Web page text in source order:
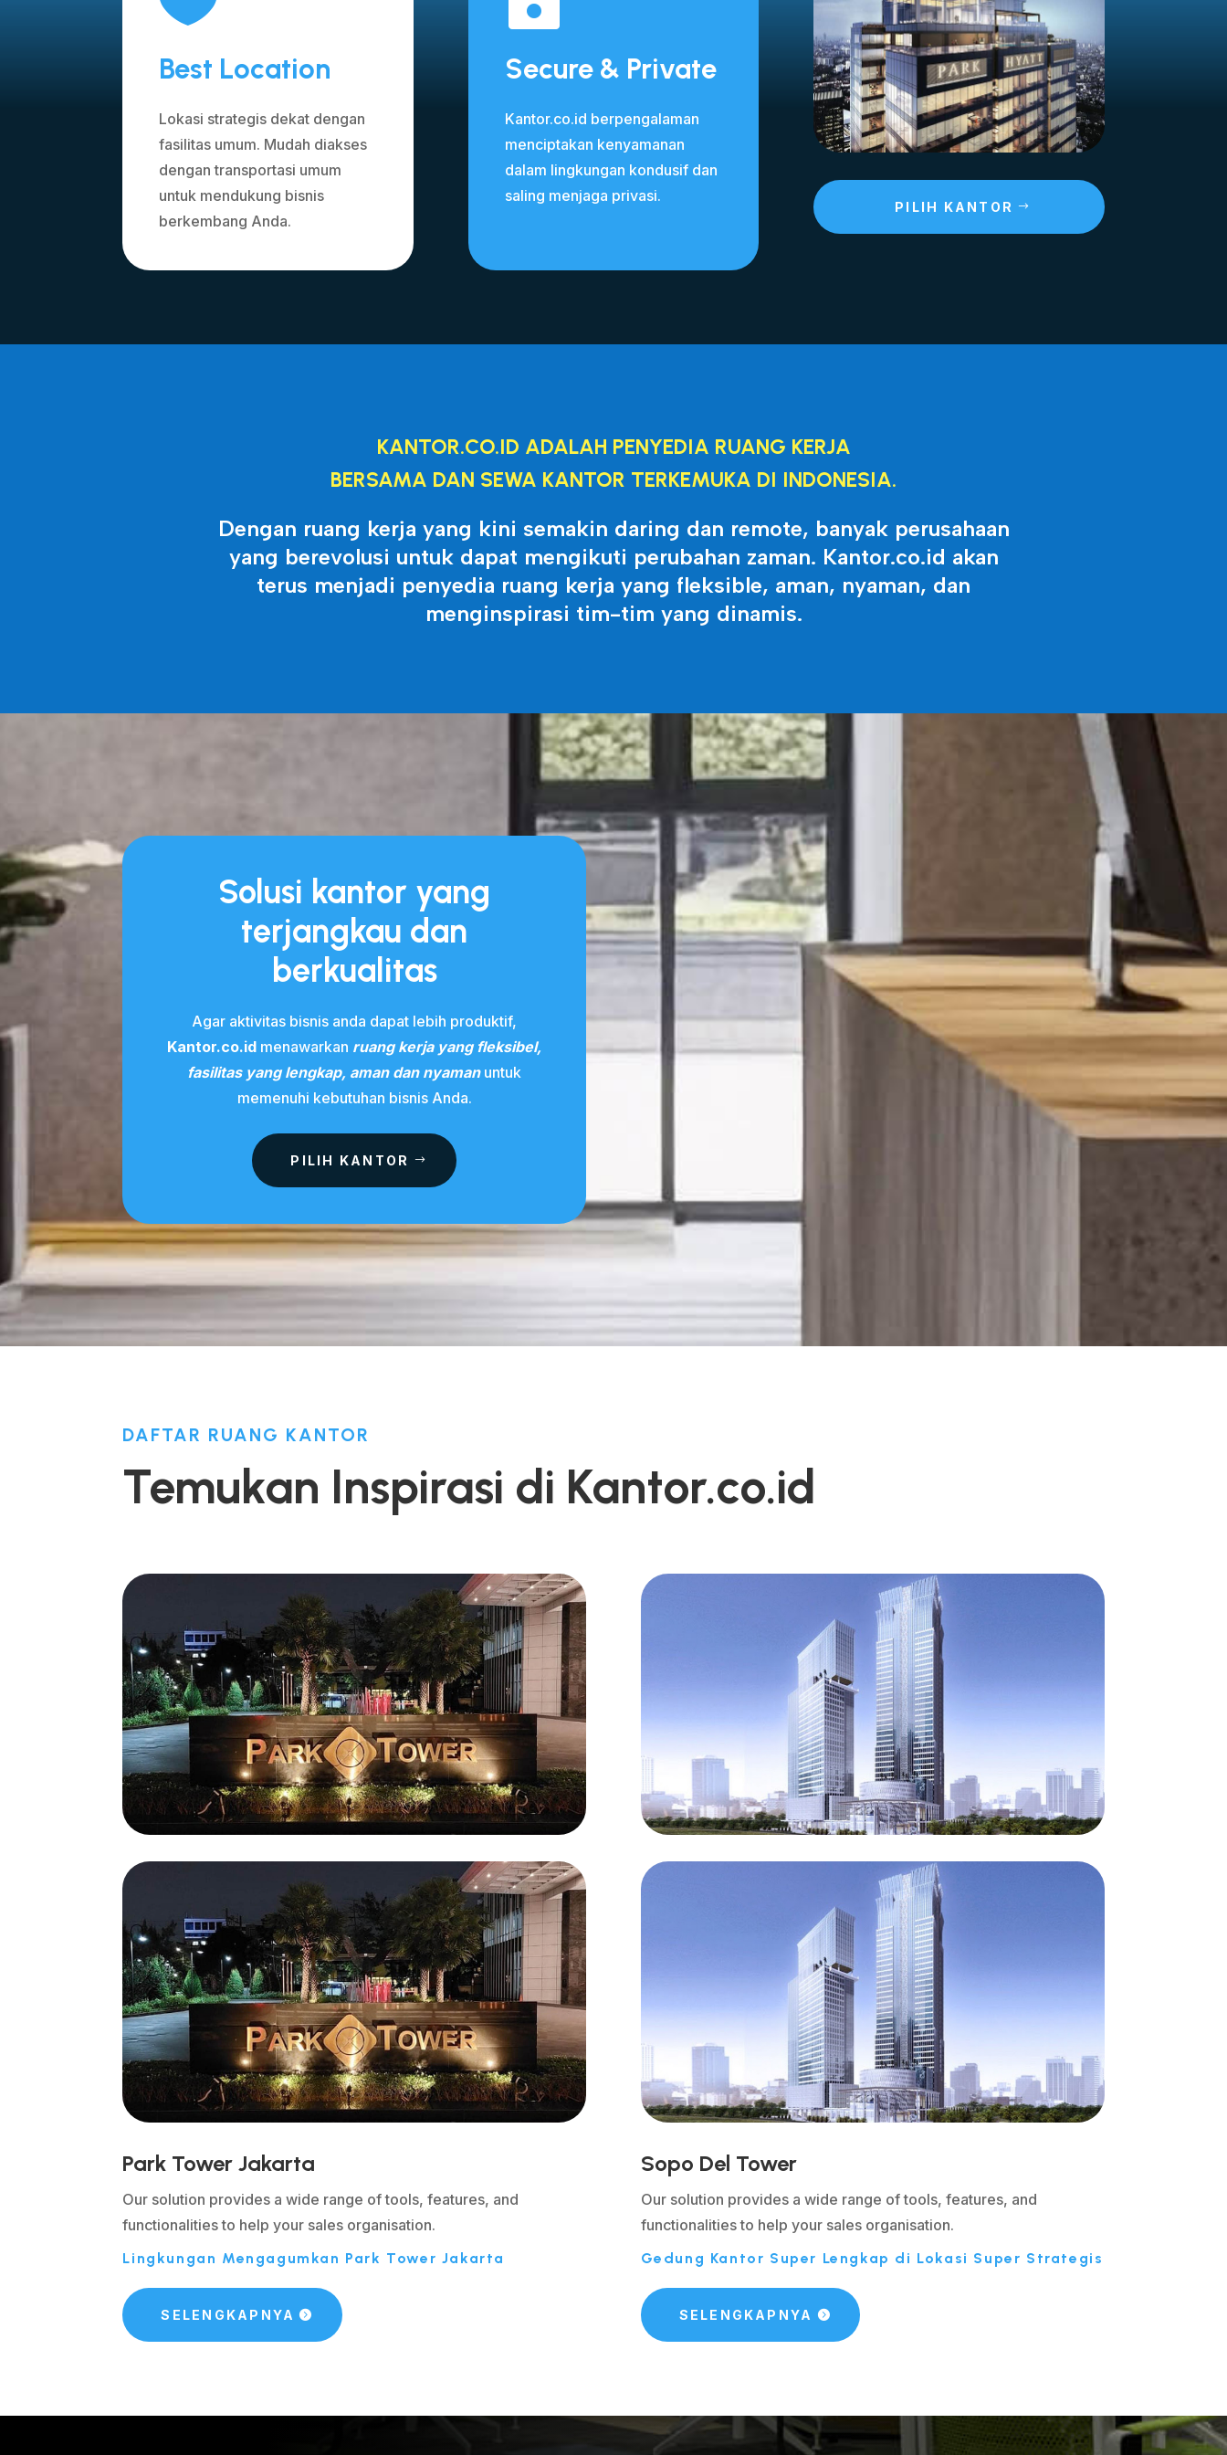
Best Location
Lokasi strategis dekat dengan
fasilitas umum. Mudah diakses
dengan transportasi umum
untuk mendukung bisnis
berkembang Anda.
Secure & Private
Kantor.co.id berpengalaman
menciptakan kenyamanan
dalam lingkungan kondusif dan
saling menjaga privasi.
PILIH KANTOR
KANTOR.CO.ID ADALAH PENYEDIA RUANG KERJA
BERSAMA DAN SEWA KANTOR TERKEMUKA DI INDONESIA.
Dengan ruang kerja yang kini semakin daring dan remote, banyak perusahaan
yang berevolusi untuk dapat mengikuti perubahan zaman. Kantor.co.id akan
terus menjadi penyedia ruang kerja yang fleksible, aman, nyaman, dan
menginspirasi tim-tim yang dinamis.
Solusi kantor yang
terjangkau dan
berkualitas
Agar aktivitas bisnis anda dapat lebih produktif,
Kantor.co.id menawarkan ruang kerja yang fleksibel,
fasilitas yang lengkap, aman dan nyamanuntuk
memenuhi kebutuhan bisnis Anda.
PILIH KANTOR
DAFTAR RUANG KANTOR
Temukan Inspirasi di Kantor.co.id
Park Tower Jakarta
Our solution provides a wide range of tools, features, and
functionalities to help your sales organisation.
Lingkungan Mengagumkan Park Tower Jakarta
SELENGKAPNYA
Sopo Del Tower
Our solution provides a wide range of tools, features, and
functionalities to help your sales organisation.
Gedung Kantor Super Lengkap di Lokasi Super Strategis
SELENGKAPNYA